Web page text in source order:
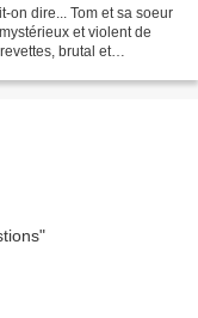
on dire... Tom et sa soeur
et violent de
brutal et